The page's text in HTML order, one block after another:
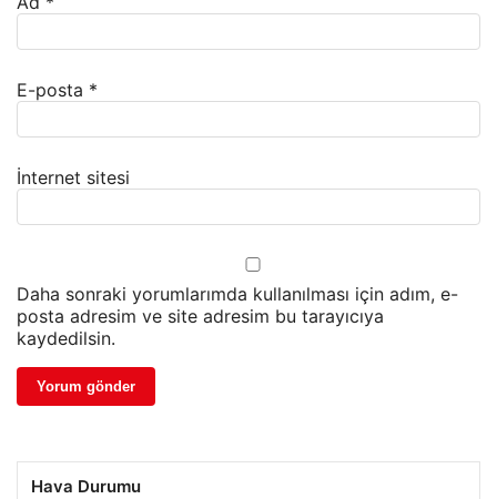
E-posta *
İnternet sitesi
Daha sonraki yorumlarımda kullanılması için adım, e-
posta adresim ve site adresim bu tarayıcıya
kaydedilsin.
Hava Durumu